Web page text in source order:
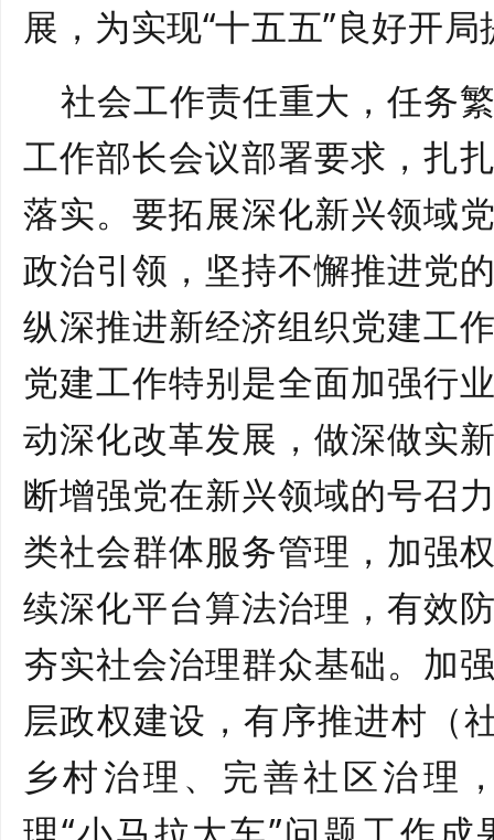
展，为实现“十五五”良好开
社会工作责任重大，任务
工作部长会议部署要求，扎
落实。要拓展深化新兴领域
政治引领，坚持不懈推进党
纵深推进新经济组织党建工
党建工作特别是全面加强行
动深化改革发展，做深做实
断增强党在新兴领域的号召
类社会群体服务管理，加强
续深化平台算法治理，有效
夯实社会治理群众基础。加
层政权建设，有序推进村（
乡村治理、完善社区治理